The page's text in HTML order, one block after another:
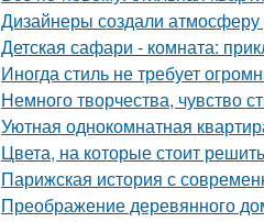
Дизайнеры создали атмосферу
Детская сафари - комната:
Иногда стиль не требует
Немного творчества, чувство
Уютная однокомнатная
Цвета, на которые стоит
Парижская история с
Преображение деревянного